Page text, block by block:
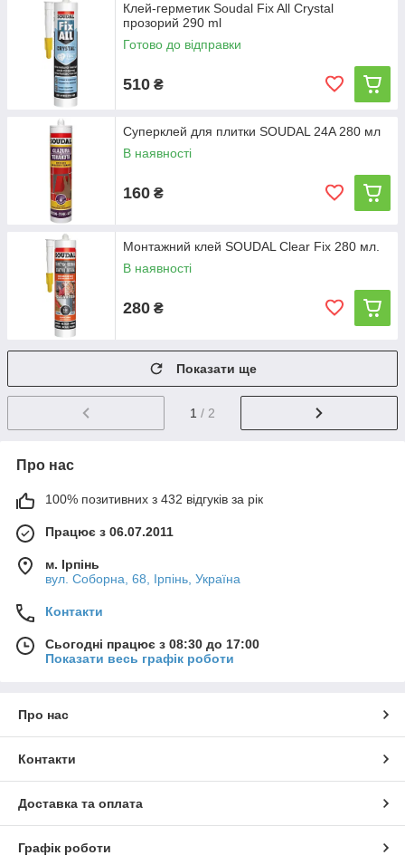
Клей-герметик Soudal Fix All Crystal
прозорий 290 ml
Готово до відправки
510 ₴
Суперклей для плитки SOUDAL 24A 280 мл
В наявності
160 ₴
Монтажний клей SOUDAL Clear Fix 280 мл.
В наявності
280 ₴
Показати ще
1 / 2
Про нас
100% позитивних з 432 відгуків за рік
Працює з 06.07.2011
м. Ірпінь
вул. Соборна, 68, Ірпінь, Україна
Контакти
Сьогодні працює з 08:30 до 17:00
Показати весь графік роботи
Про нас
Контакти
Доставка та оплата
Графік роботи